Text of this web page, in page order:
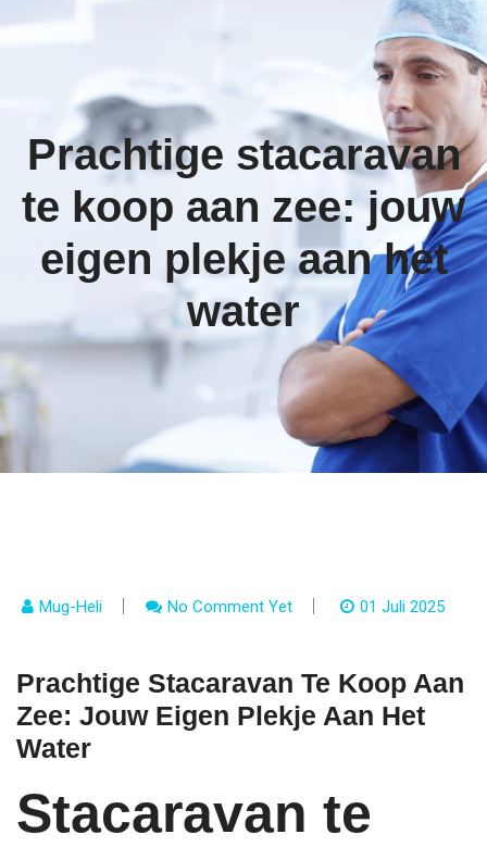
Prachtige stacaravan
te koop aan zee: jouw
eigen plekje aan het
water
Mug-Heli No Comment Yet 01 Juli 2025
Prachtige Stacaravan Te Koop Aan
Zee: Jouw Eigen Plekje Aan Het
Water
Stacaravan te